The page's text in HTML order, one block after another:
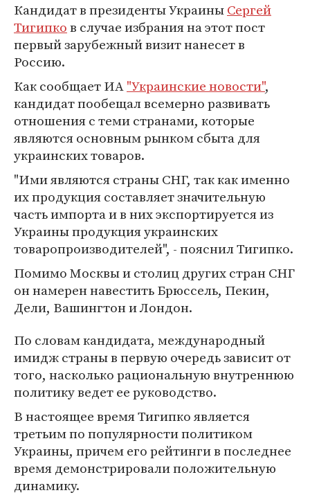
Кандидат в президенты УкраиныСергей
Тигипков случае избрания на этот пост
первый зарубежный визит нанесет в
Россию.
Как сообщает ИА"Украинские новости",
кандидат пообещал всемерно развивать
отношения с теми странами, которые
являются основным рынком сбыта для
украинских товаров.
"Ими являются страны СНГ, так как именно
их продукция составляет значительную
часть импорта и в них экспортируется из
Украины продукция украинских
товаропроизводителей", - пояснил Тигипко.
Помимо Москвы и столиц других стран СНГ
он намерен навестить Брюссель, Пекин,
Дели, Вашингтон и Лондон.
По словам кандидата, международный
имидж страны в первую очередь зависит от
того, насколько рациональную внутреннюю
политику ведет ее руководство.
В настоящее время Тигипко является
третьим по популярности политиком
Украины, причем его рейтинги в последнее
время демонстрировали положительную
динамику.